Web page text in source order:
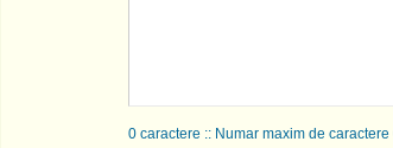
0caractere :: Numar maxim de caractere